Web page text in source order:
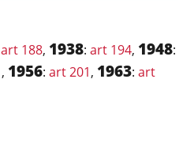
art 188, 1938: art 194, 1948:
, 1956: art 201, 1963: art